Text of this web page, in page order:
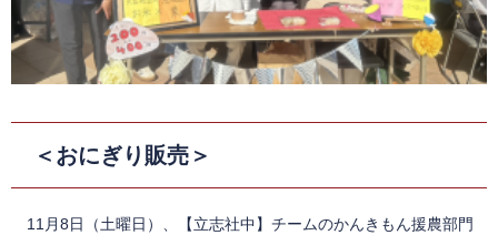
＜おにぎり販売＞
11月8日（土曜日）、【立志社中】チームのかんきもん援農部門